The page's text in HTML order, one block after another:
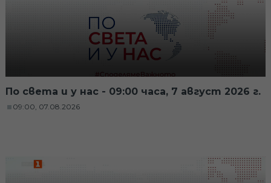
По света и у нас - 09:00 часа, 7 август 2026 г.
09:00, 07.08.2026